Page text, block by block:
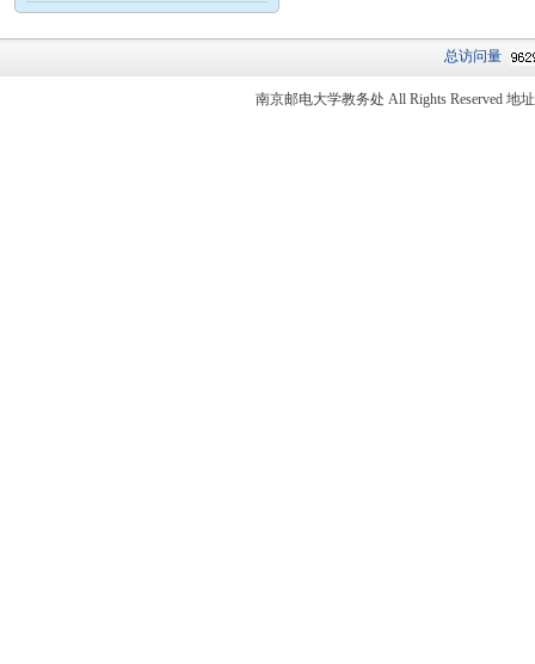
总访问量
南京邮电大学教务处 All Rights Reserved